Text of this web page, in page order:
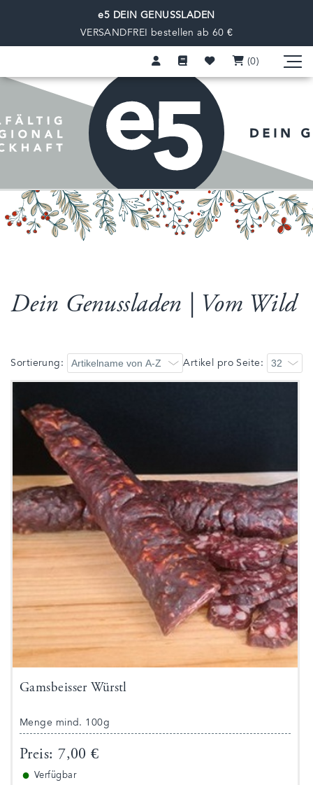
e5 DEIN GENUSSLADEN
VERSANDFREI bestellen ab 60 €
(0)
Dein Genussladen | Vom Wild
Artikel pro Seite:
Sortierung:
Gamsbeisser Würstl
Menge mind. 100g
Preis: 7,00 €
● Verfügbar